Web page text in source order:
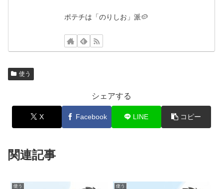
ポテチは「のりしお」派🥔
使う
シェアする
X Facebook LINE コピー
関連記事
使う 使う